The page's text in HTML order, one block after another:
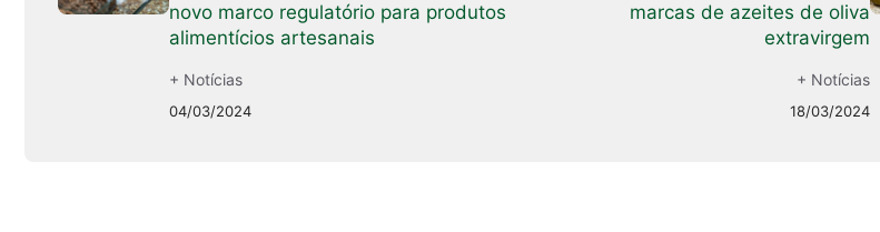
novo marco regulatório para produtos
alimentícios artesanais
+ Notícias
04/03/2024
marcas de azeites de oliva
extravirgem
+ Notícias
18/03/2024